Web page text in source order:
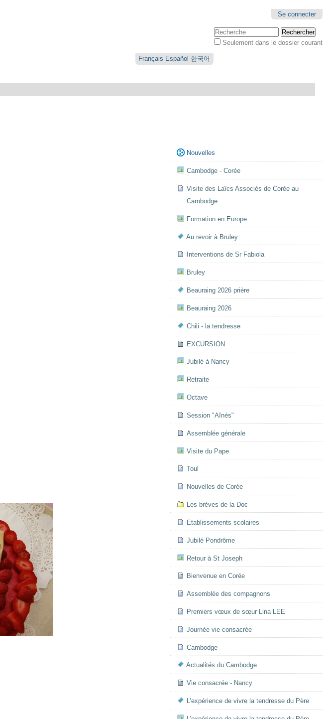
Se connecter
Chercher par
Seulement dans le dossier courant
Français Español 한국어
Navigation
Nouvelles
Cambodge - Corée
Visite des Laïcs Associés de Corée au
Cambodge
Formation en Europe
Au revoir à Bruley
Interventions de Sr Fabiola
Bruley
Beauraing 2026 prière
Beauraing 2026
Chili - la tendresse
EXCURSION
Jubilé à Nancy
Retraite
Octave
Session "Aînés"
Assemblée générale
Visite du Pape
Toul
Nouvelles de Corée
Les brèves de la Doc
Etablissements scolaires
Jubilé Pondrôme
Retour à St Joseph
Bienvenue en Corée
Assemblée des compagnons
Premiers vœux de sœur Lina LEE
Journée vie consacrée
Cambodge
Actualités du Cambodge
Vie consacrée - Nancy
L’expérience de vivre la tendresse du Père